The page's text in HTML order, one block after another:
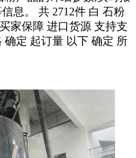
息。 共 2712件 白 石粉
家保障 进口货源 支持支
确定 起订量 以下 确定 所